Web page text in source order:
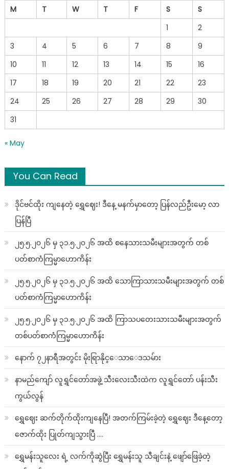
M
T W T F S
S
1
2
3
4 5 6 7 8
9
10
11 12 13 14 15
16
17
18 19 20 21 22
23
24
25 26 27 28 29
30
31
« May
You Can Read
ဒိုင်ဗင်ထိုး ကျနေတဲ့ ရွှေဈေး! ဒီနေ့ မနက်မှာတော့ ပြန်လည်ဦးမော့ လာ
ပြန်ပြီ
၂၅.၅.၂၀၂၆ မှ ၃၁.၅.၂၀၂၆ အထိ စနေသားသမီးများအတွက် တစ်
ပတ်စာကံကြမ္မာဟောကိန်း
၂၅.၅.၂၀၂၆ မှ ၃၁.၅.၂၀၂၆ အထိ သောကြာသားသမီးများအတွက် တစ်
ပတ်စာကံကြမ္မာဟောကိန်း
၂၅.၅.၂၀၂၆ မှ ၃၁.၅.၂၀၂၆ အထိ ကြာသပတေးသားသမီးများအတွက်
တစ်ပတ်စာကံကြမ္မာဟောကိန်း
နောက် ၇၂နာရီအတွင်း မိုးရြာနိုင္ေသာေဒသမ်ား
နာမည်ကျော် လူရွှင်တော်အဖွဲ့ သီးလေးသီးထဲက လူရွှင်တော် ပန်းသီး
ကွယ်လွန်
ရွှေဈေး ဆက်တိုက်ထိုးကျနေပြီ! အတက်ကြမ်းခဲ့တဲ့ ရွှေဈေး ဒီနေ့တော့
ဇောက်ထိုး ပြုတ်ကျသွားပြီ ….
ရွှေမန်းသူလေး ရဲ့ လက်ကိုဆွဲပြီး ရွှေမန်းသူ သီချင်းနဲ့ ဖျော်ဖြေခဲ့တဲ့